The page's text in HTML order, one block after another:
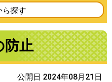
ら探す
防止
公開日 2024年08月21日